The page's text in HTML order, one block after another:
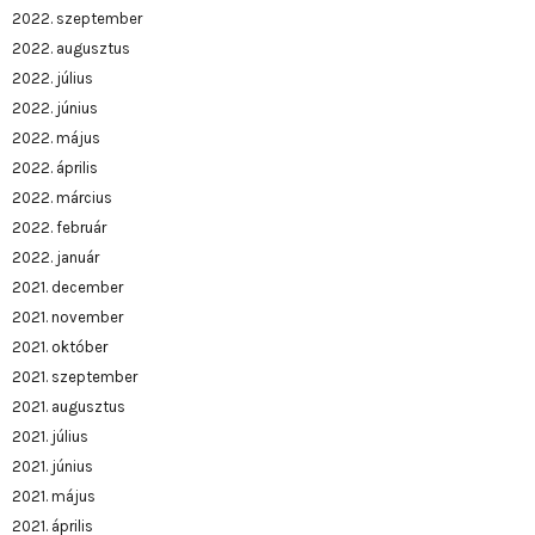
2022. szeptember
2022. augusztus
2022. július
2022. június
2022. május
2022. április
2022. március
2022. február
2022. január
2021. december
2021. november
2021. október
2021. szeptember
2021. augusztus
2021. július
2021. június
2021. május
2021. április